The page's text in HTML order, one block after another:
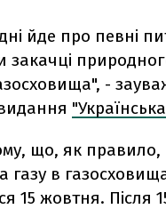
йде про певні
-
що, як правило,
газу в
15 жовтня. Після